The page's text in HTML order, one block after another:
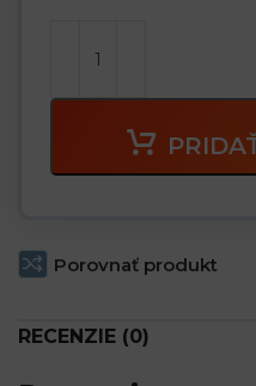
Porovnať produkt
RECENZIE (0)